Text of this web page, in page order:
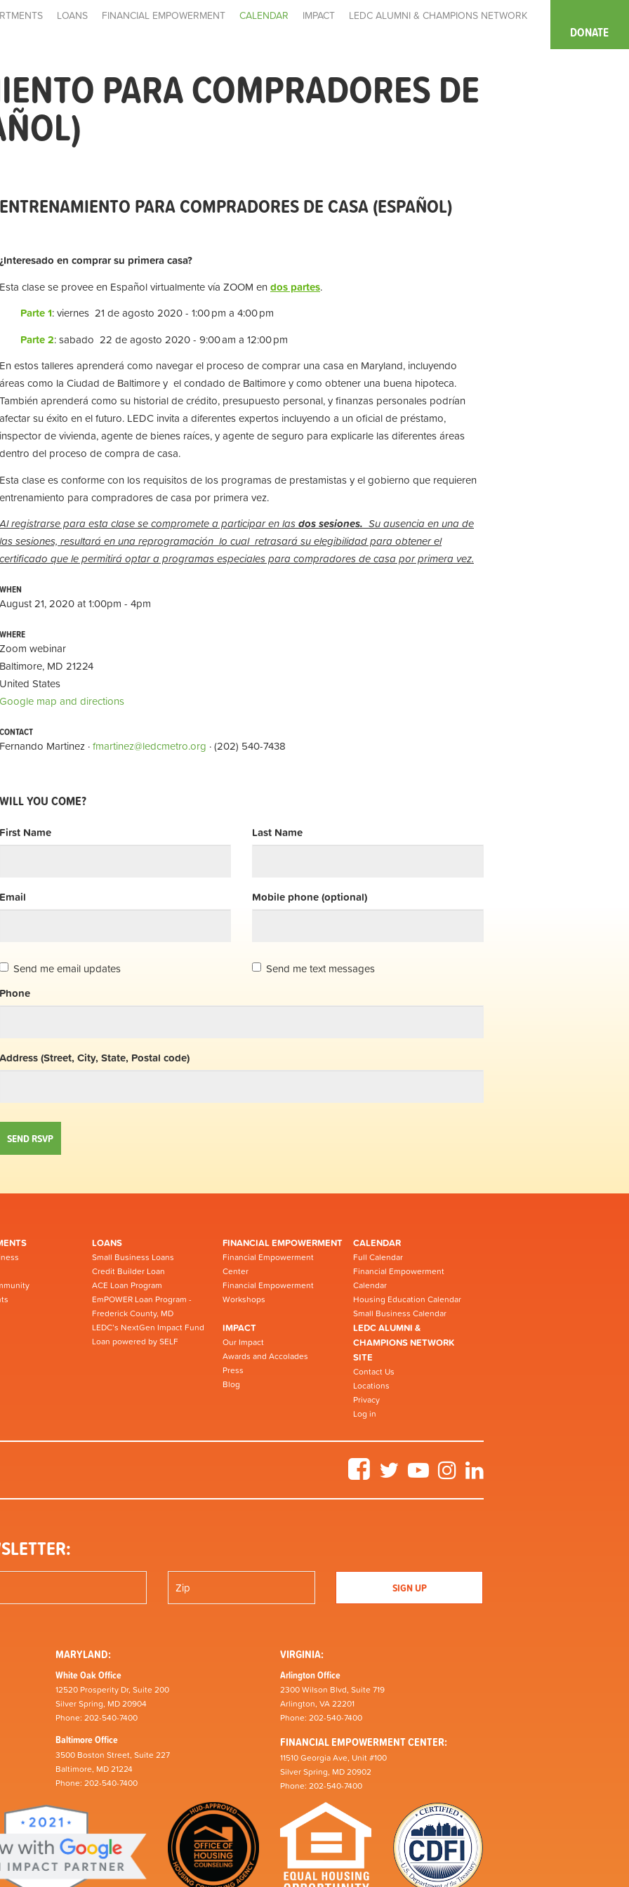
LOANS FINANCIAL EMPOWERMENT CALENDAR IMPACT
LEDC ALUMNI & CHAMPIONS NETWORK
DONATE
PARA COMPRADORES DE
ENTRENAMIENTO PARA COMPRADORES DE CASA (ESPAÑOL)
¿Interesado en comprar su primera casa?
Esta clase se provee en Español virtualmente vía ZOOM endos partes.
Parte 1: viernes 21 de agosto 2020 - 1:00 pm a 4:00 pm
Parte 2: sabado 22 de agosto 2020 - 9:00 am a 12:00 pm
En estos talleres aprenderá como navegar el proceso de comprar una casa en Maryland, incluyendo
áreas como la Ciudad de Baltimore y el condado de Baltimore y como obtener una buena hipoteca.
También aprenderá como su historial de crédito, presupuesto personal, y finanzas personales podrían
afectar su éxito en el futuro. LEDC invita a diferentes expertos incluyendo a un oficial de préstamo,
inspector de vivienda, agente de bienes raíces, y agente de seguro para explicarle las diferentes áreas
dentro del proceso de compra de casa.
Esta clase es conforme con los requisitos de los programas de prestamistas y el gobierno que requieren
entrenamiento para compradores de casa por primera vez.
Al registrarse para esta clase se compromete a participar en lasdos sesiones. Su ausencia en una de
las sesiones, resultará en una reprogramación lo cual retrasará su elegibilidad para obtener el
certificado que le permitirá optar a programas especiales para compradores de casa por primera vez.
WHEN
August 21, 2020 at 1:00pm - 4pm
WHERE
Zoom webinar
Baltimore, MD 21224
United States
Google map and directions
CONTACT
Fernando Martinez ·fmartinez@ledcmetro.org · (202) 540-7438
WILL YOU COME?
First Name Last Name
Email Mobile phone (optional)
Send me email updates
Send me text messages
Phone
Address (Street, City, State, Postal code)
LOANS
Small Business Loans
Credit Builder Loan
ACE Loan Program
EmPOWER Loan Program -
Frederick County, MD
LEDC’s NextGen Impact Fund
Loan powered by SELF
FINANCIAL EMPOWERMENT
Financial Empowerment
Center
Financial Empowerment
Workshops
CALENDAR
Full Calendar
Financial Empowerment
Calendar
Housing Education Calendar
Small Business Calendar
IMPACT
Our Impact
Awards and Accolades
Press
Blog
LEDC ALUMNI &
CHAMPIONS NETWORK
SITE
Contact Us
Locations
Privacy
Log in
FacebookTwitter YouTubeInstagram
MARYLAND:
White Oak Office
12520 Prosperity Dr, Suite 200
Silver Spring, MD 20904
Phone: 202-540-7400
Baltimore Office
3500 Boston Street, Suite 227
Baltimore, MD 21224
Phone: 202-540-7400
VIRGINIA:
Arlington Office
2300 Wilson Blvd, Suite 719
Arlington, VA 22201
Phone: 202-540-7400
FINANCIAL EMPOWERMENT CENTER:
11510 Georgia Ave, Unit #100
Silver Spring, MD 20902
Phone: 202-540-7400